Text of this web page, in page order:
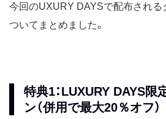
海
ポン
国
ー
今回のUXURY DAYSで配布される
ついてまとめました。
特典1：LUXURY DAYS限
ン（併用で最大20％オフ）